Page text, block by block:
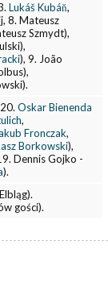
Lukáš Kubáň,
8. Mateusz
Szmydt),
), 9. João
Oskar Bienenda
,
Fronczak,
Borkowski),
Dennis Gojko -
).
gości).